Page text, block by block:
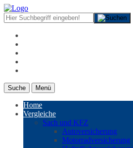
Suche Menü
Home
Vergleiche
Sach und KFZ
Autoversicherung
Motorradversicherung